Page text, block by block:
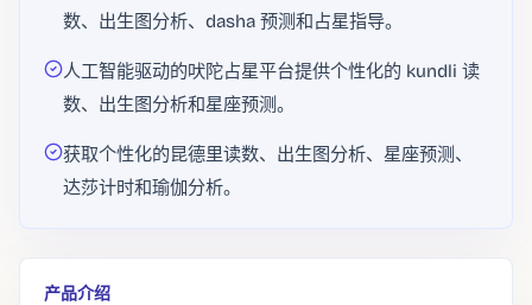
数、出生图分析、dasha 预测和占星指导。
人工智能驱动的吠陀占星平台提供个性化的 kundli 读
数、出生图分析和星座预测。
获取个性化的昆德里读数、出生图分析、星座预测、
达莎计时和瑜伽分析。
产品介绍